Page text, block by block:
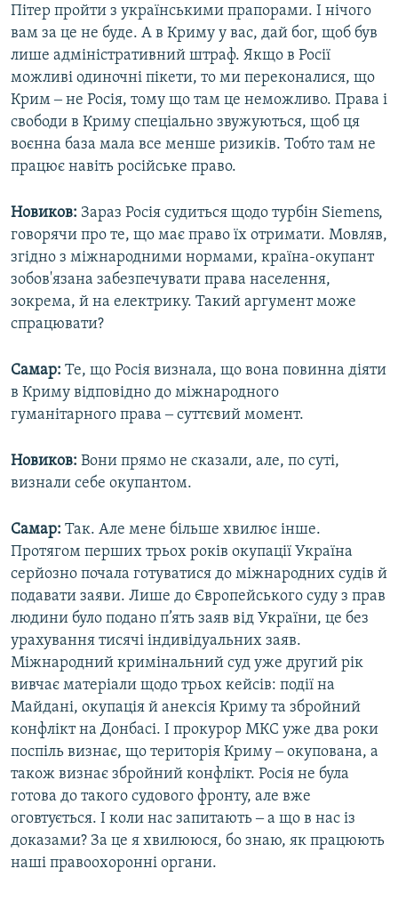
Пітер пройти з українськими прапорами. І нічого
вам за це не буде. А в Криму у вас, дай бог, щоб був
лише адміністративний штраф. Якщо в Росії
можливі одиночні пікети, то ми переконалися, що
Крим ‒ не Росія, тому що там це неможливо. Права і
свободи в Криму спеціально звужуються, щоб ця
воєнна база мала все менше ризиків. Тобто там не
працює навіть російське право.
Новиков: Зараз Росія судиться щодо турбін Siemens,
говорячи про те, що має право їх отримати. Мовляв,
згідно з міжнародними нормами, країна-окупант
зобов'язана забезпечувати права населення,
зокрема, й на електрику. Такий аргумент може
спрацювати?
Самар: Те, що Росія визнала, що вона повинна діяти
в Криму відповідно до міжнародного
гуманітарного права ‒ суттєвий момент.
Новиков: Вони прямо не сказали, але, по суті,
визнали себе окупантом.
Самар: Так. Але мене більше хвилює інше.
Протягом перших трьох років окупації Україна
серйозно почала готуватися до міжнародних судів й
подавати заяви. Лише до Європейського суду з прав
людини було подано п’ять заяв від України, це без
урахування тисячі індивідуальних заяв.
Міжнародний кримінальний суд уже другий рік
вивчає матеріали щодо трьох кейсів: події на
Майдані, окупація й анексія Криму та збройний
конфлікт на Донбасі. І прокурор МКС уже два роки
поспіль визнає, що територія Криму ‒ окупована, а
також визнає збройний конфлікт. Росія не була
готова до такого судового фронту, але вже
оговтується. І коли нас запитають ‒ а що в нас із
доказами? За це я хвилююся, бо знаю, як працюють
наші правоохоронні органи.